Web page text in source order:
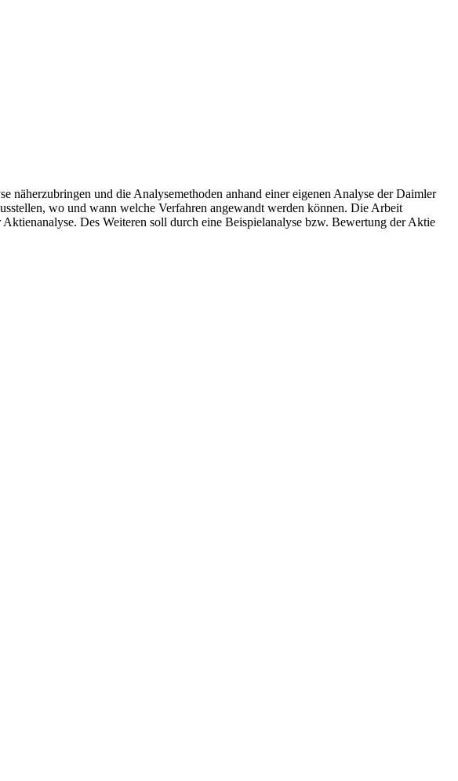
näherzubringen und die Analysemethoden anhand einer eigenen Analyse der Daimler
wo und wann welche Verfahren angewandt werden können. Die Arbeit
Des Weiteren soll durch eine Beispielanalyse bzw. Bewertung der Aktie